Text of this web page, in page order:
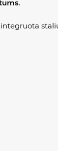
.